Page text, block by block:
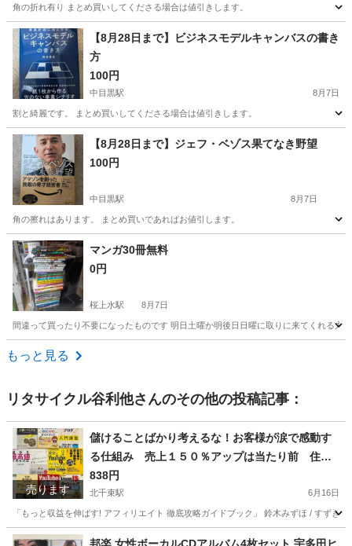
角の折れ有り まとめ買いしてくださる場合は値引きします。
東京 目黒区 中目黒駅 ビジネス、経済
【8月28日まで】ビジネスモデルキャンバスの書き
方
100円
中目黒駅 8月7日
割と綺麗です。 まとめ買いしてくださる場合は値引きします。
東京 目黒区 中目黒駅 ビジネス、経済
【8月28日まで】ジェフ・ベゾス果てなき野望
100円
中目黒駅 8月7日
角の擦れはあります。 まとめ買いであればお値引します。
東京 目黒区 中目黒駅 ビジネス、経済
マンガ30冊無料
0円
桜上水駅 8月7日
間違って買ったり不要になったものです 明日土曜か明後日日曜に取りに来てくれる方
東京 杉並区
もっと見る
リタサイクル谷利他さんのその他の投稿記事：
売ります
儲けることばかり考えるな！お客様が涙で感動す
る仕組み 売上１５０％アップは当たり前 住宅
販売全国１位の秘密は、、他全6冊セット
838円
北千束駅 6月16日
「もっと収益を伸ばす! アフィリエイト 徹底攻略ガイドブック」 鈴木みずほ / すずき
東京 大田区 北千束駅 ビジネス、経済 住宅